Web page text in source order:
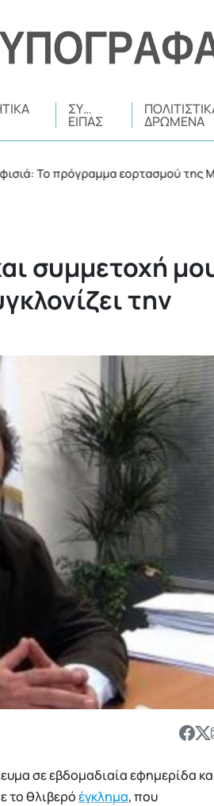
ΣΥ…
ΕΊΠΑΣ ΔΡΏΜΕΝΑ
πρόγραμμα εορτασμού της
συμμετοχή
την
σε εβδομαδιαία εφημερίδα
το θλιβερόέγκλημα, που